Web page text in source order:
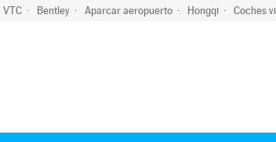
VTC Bentley Aparcar aeropuerto Hongqi Coches